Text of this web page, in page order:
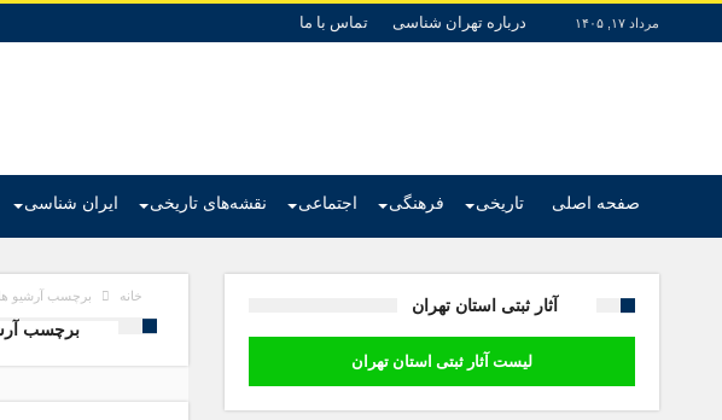
مرداد ۱۷, ۱۴۰۵ درباره تهران شناسی تماس با ما
صفحه اصلی تاریخی فرهنگی اجتماعی نقشه‌های تاریخی ایران شناسی
خانه برچسب آرشیو ها
برچسب
آثار ثبتی استان تهران
لیست آثار ثبتی استان تهران